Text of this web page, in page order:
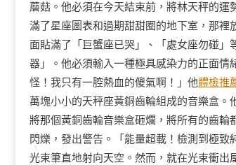
蘑菇。他必須在今天結束前，將林天秤的
滿了星座圖表和過期甜甜圈的地下室，那
面貼滿了「巨蟹座已哭」、「處女座勿碰
器」。他必須輸入一種極具感染力的正面
怪！我只有一腔熱血的傻氣啊！」他體檢推
萬塊小小的天秤座黃銅齒輪組成的音樂盒。
將那個黃銅齒輪音樂盒砸爛，將所有的齒
閃爍，發出警告。「能量超載！檢測到極
光束筆直地射向天空。然而，就在光束衝